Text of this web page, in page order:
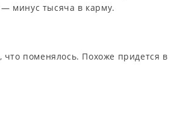
— минус тысяча в карму.
что поменялось. Похоже придется в